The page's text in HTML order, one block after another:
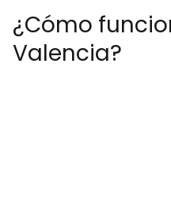
¿Cómo
Valencia?